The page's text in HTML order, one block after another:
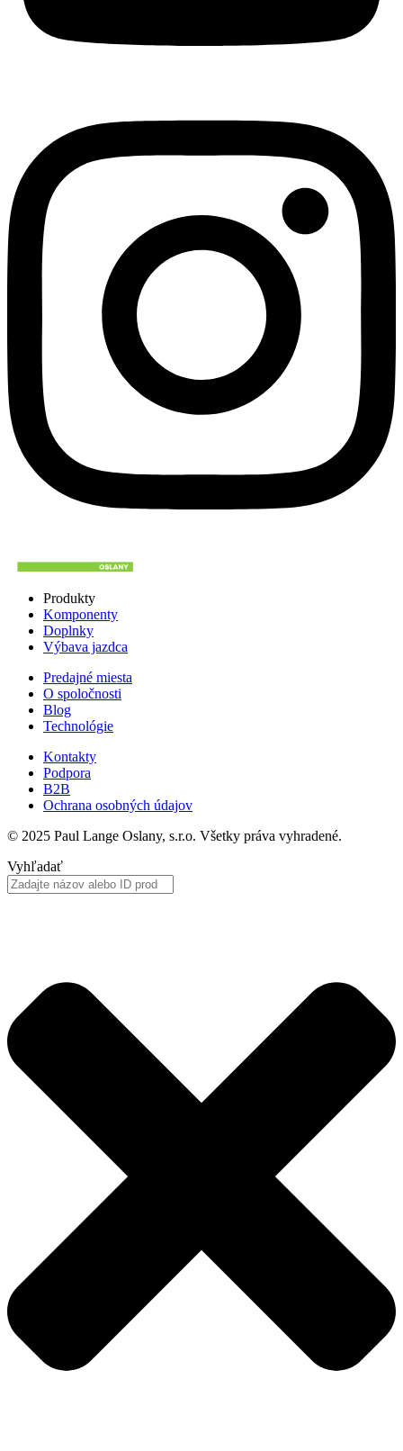
Produkty
Komponenty
Doplnky
Výbava jazdca
Predajné miesta
O spoločnosti
Blog
Technológie
Kontakty
Podpora
B2B
Ochrana osobných údajov
© 2025 Paul Lange Oslany, s.r.o. Všetky práva vyhradené.
Vyhľadať